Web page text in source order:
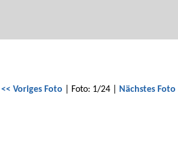
<< Voriges Foto | Foto: 1/24 | Nächstes Foto